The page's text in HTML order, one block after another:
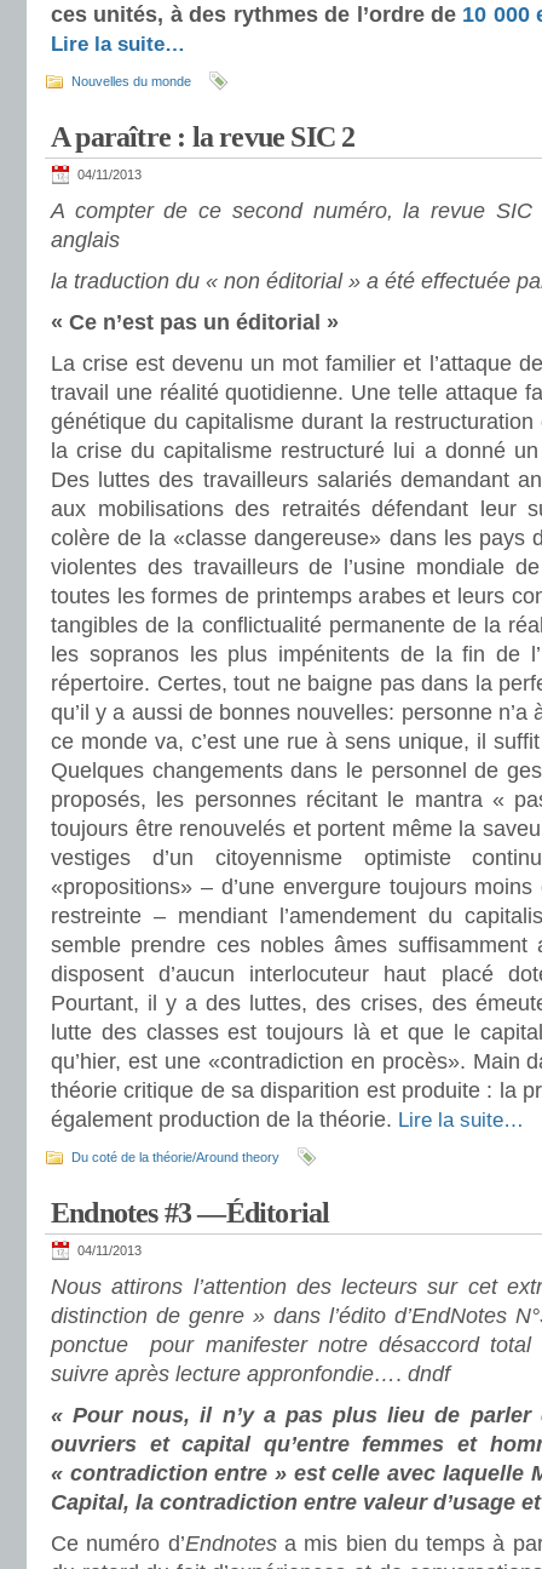
ces unités, à des rythmes de l’ordre de 10 000
Lire la suite…
Nouvelles du monde
A paraître : la revue SIC 2
04/11/2013
A compter de ce second numéro, la revue SIC
anglais
la traduction du « non éditorial » a été effectuée
« Ce n’est pas un éditorial »
La crise est devenu un mot familier et l’attaque
travail une réalité quotidienne. Une telle attaque
génétique du capitalisme durant la
la crise du capitalisme restructuré lui a donné
Des luttes des travailleurs salariés demandant
aux mobilisations des retraités défendant leur
colère de la «classe dangereuse» dans les pays
violentes des travailleurs de l’usine mondiale
toutes les formes de printemps arabes et leurs
tangibles de la conflictualité permanente de la
les sopranos les plus impénitents de la fin de
répertoire. Certes, tout ne baigne pas dans la
qu’il y a aussi de bonnes nouvelles: personne n’a
ce monde va, c’est une rue à sens unique, il
Quelques changements dans le personnel de
proposés, les personnes récitant le mantra «
toujours être renouvelés et portent même la
vestiges d’un citoyennisme optimiste
«propositions» – d’une envergure toujours
restreinte – mendiant l’amendement du
semble prendre ces nobles âmes
disposent d’aucun interlocuteur haut placé
Pourtant, il y a des luttes, des crises, des
lutte des classes est toujours là et que le
qu’hier, est une «contradiction en procès». Main
théorie critique de sa disparition est produite : la
également production de la théorie. Lire la suite…
Du coté de la théorie/Around theory
Endnotes #3 —Éditorial
04/11/2013
Nous attirons l’attention des lecteurs sur cet
distinction de genre » dans l’édito d’EndNotes
ponctue pour manifester notre désaccord
suivre après lecture appronfondie… . dndf
« Pour nous, il n’y a pas plus lieu de parler
ouvriers et capital qu’entre femmes et
« contradiction entre » est celle avec laquelle
Capital, la contradiction entre valeur d’usage
Ce numéro d’Endnotesa mis bien du temps à